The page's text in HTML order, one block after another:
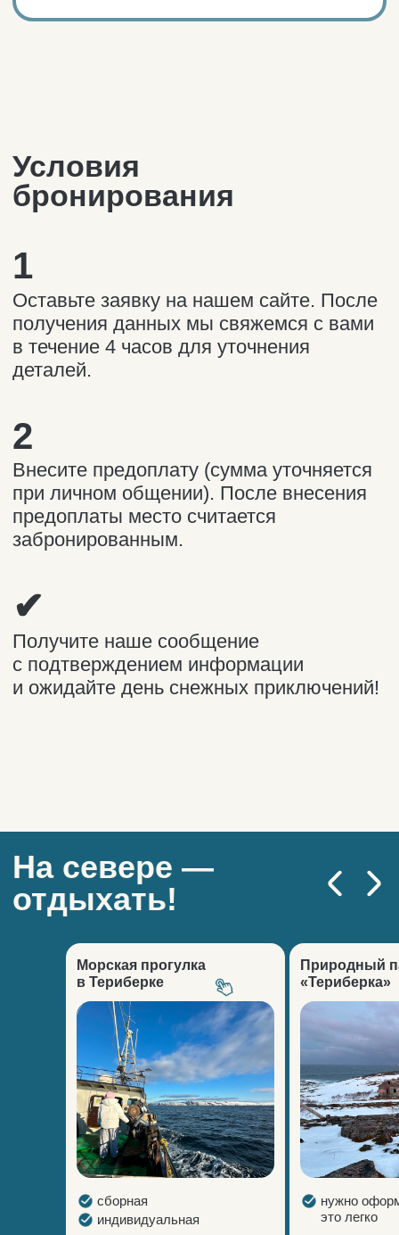
Природный
«Териберка»
нужно
это легко
Морская прогулка
в Териберке
индивидуальная
сборная
AROUND
THE NORTH
Кировск
Как одеться
Политика конфиденциальности
ИП Павздерин Олег Игоревич
ОГРНИП 320519000020291, ИНН
519057676569
Дата присвоения ОГРНИП:
Погода
Мы в социальных сетях
Автосопровождение по Териберке
Telegram-канал
В Мурманск на самолёте / авто